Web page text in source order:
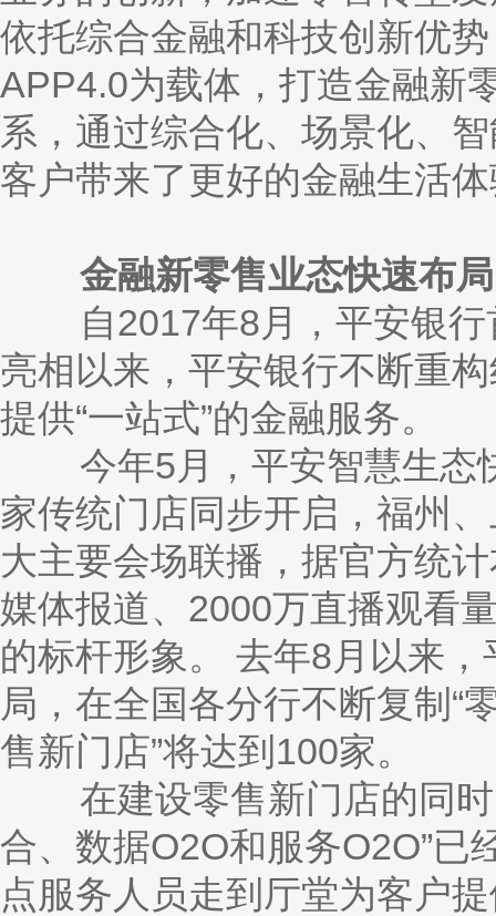
依托综合金融和科技创新优
APP4.0为载体，打造金融新
系，通过综合化、场景化、
客户带来了更好的金融生活
金融新零售业态快速布局
自2017年8月，平安银
亮相以来，平安银行不断重
提供“一站式”的金融服务。
今年5月，平安智慧生态
家传统门店同步开启，福州
大主要会场联播，据官方统
媒体报道、2000万直播观看
的标杆形象。 去年8月以来，
局，在全国各分行不断复制“
售新门店”将达到100家。
在建设零售新门店的同时
合、数据O2O和服务O2O”已
点服务人员走到厅堂为客户